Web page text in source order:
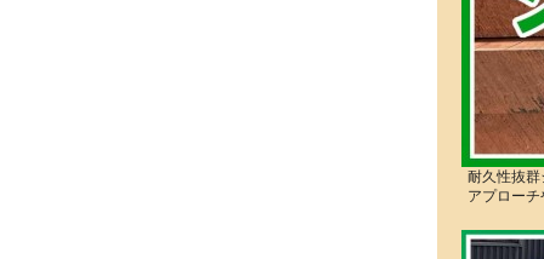
耐久性抜
アプロー